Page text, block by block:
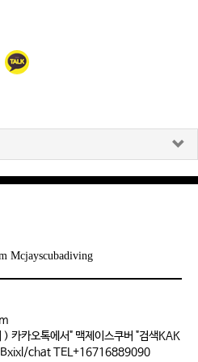
Mcjayscubadiving
카카오톡에서" 맥제이스쿠버 "검색KAK
chat TEL+16716889090